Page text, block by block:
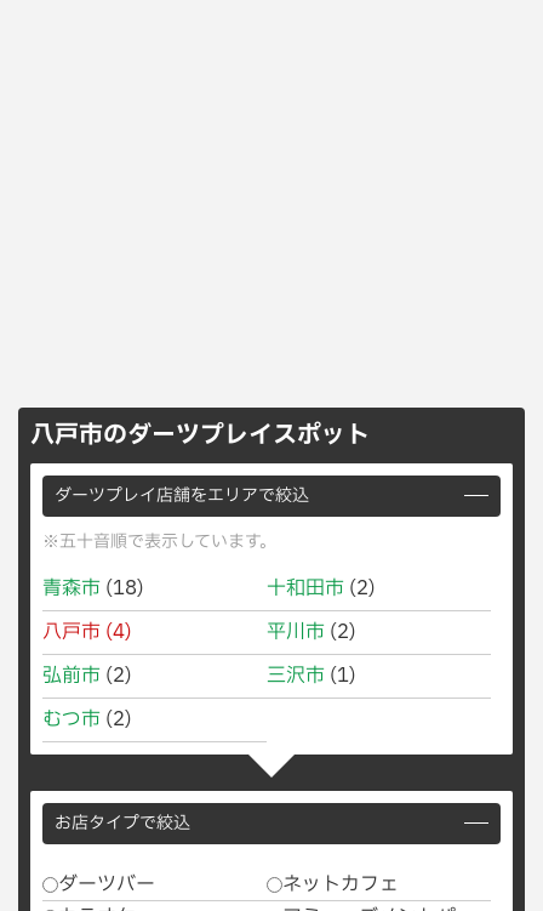
八戸市のダーツプレイスポット
ダーツプレイ店舗をエリアで絞込
※五十音順で表示しています。
青森市 (18) 十和田市 (2)
八戸市 (4) 平川市 (2)
弘前市 (2) 三沢市 (1)
むつ市 (2)
お店タイプで絞込
ダーツバー
ネットカフェ